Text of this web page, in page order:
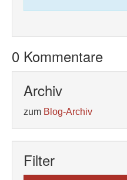
0 Kommentare
Archiv
zum Blog-Archiv
Filter